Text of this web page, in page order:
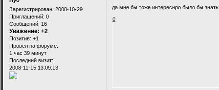
Зарегистрирован: 2008-10-29
Приглашений: 0
Сообщений: 16
Уважение: +2
Позитив: +1
Провел на форуме:
1 час 39 минут
Последний визит:
2008-11-15 13:09:13
да мне бы тоже интереснро было бы
0